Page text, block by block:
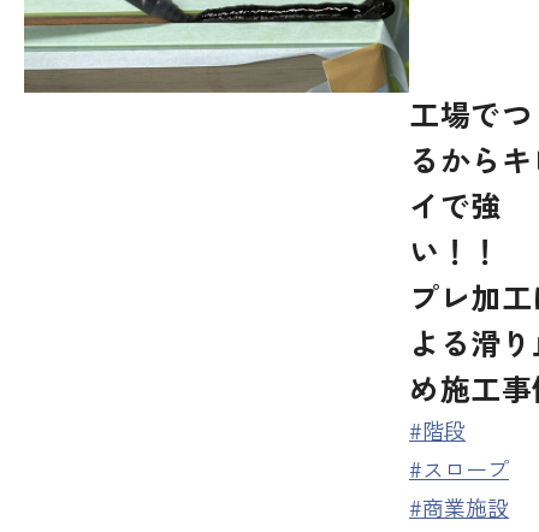
工場で
るから
イで強
い！
プレ加
よる滑
め施工
#階段
#スロープ
#商業施設